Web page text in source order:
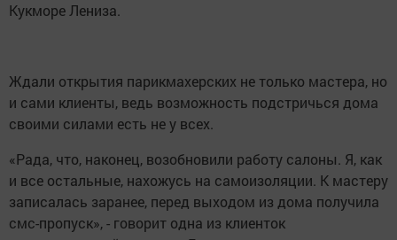
Кукморе Лениза.
Ждали открытия парикмахерских не только мастера, но
и сами клиенты, ведь возможность подстричься дома
своими силами есть не у всех.
«Рада, что, наконец, возобновили работу салоны. Я, как
и все остальные, нахожусь на самоизоляции. К мастеру
записалась заранее, перед выходом из дома получила
смс-пропуск», - говорит одна из клиенток